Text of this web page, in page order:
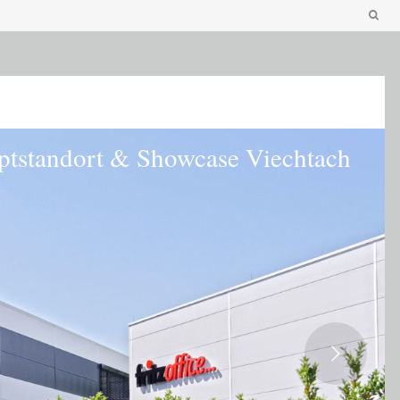
& Showcase Viechtach